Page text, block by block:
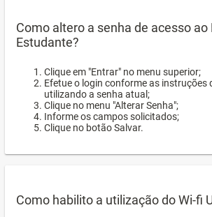
Como altero a senha de acesso ao
Estudante?
Clique em "Entrar" no menu superior;
Efetue o login conforme as instruções
utilizando a senha atual;
Clique no menu "Alterar Senha";
Informe os campos solicitados;
Clique no botão Salvar.
Como habilito a utilização do Wi-fi